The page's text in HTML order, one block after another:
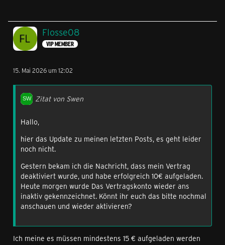
Flosse08
VIP MEMBER
15. Mai 2026 um 12:02
Zitat von Swen
Hallo,
hier das Update zu meinen letzten Posts, es geht leider
noch nicht.
Gestern bekam ich die Nachricht, dass mein Vertrag
deaktiviert wurde, und habe erfolgreich 10€ aufgeladen.
Heute morgen wurde Das Vertragskonto wieder ans
inaktiv gekennzeichnet. Könnt ihr euch das bitte nochmal
anschauen und wieder aktivieren?
Ich meine es müssen mindestens 15 € aufgeladen werden